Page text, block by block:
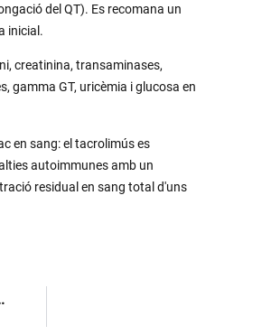
del QT). Es recomana un
inicial.
creatinina, transaminases,
gamma GT, uricèmia i glucosa en
en sang: el tacrolimús es
autoimmunes amb un
residual en sang total d'uns